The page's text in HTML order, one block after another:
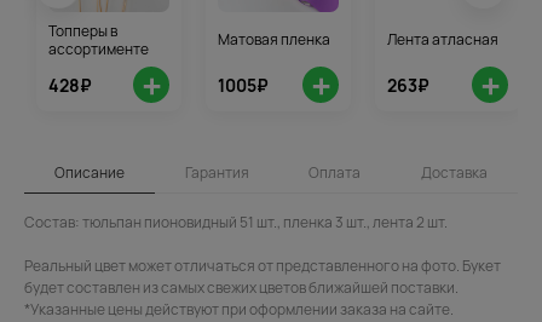
Топперы в
ассортименте
428₽ +
Матовая пленка
1005₽ +
Лента атласная
263₽ +
Описание Гарантия Оплата Доставка
Состав: тюльпан пионовидный 51 шт., пленка 3 шт., лента 2 шт.
Реальный цвет может отличаться от представленного на фото. Букет
будет составлен из самых свежих цветов ближайшей поставки.
*Указанные цены действуют при оформлении заказа на сайте.